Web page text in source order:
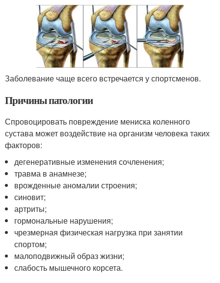
Заболевание чаще всего встречается у спортсменов.
Причины патологии
Спровоцировать повреждение мениска коленного
сустава может воздействие на организм человека таких
факторов:
дегенеративные изменения сочленения;
травма в анамнезе;
врожденные аномалии строения;
синовит;
артриты;
гормональные нарушения;
чрезмерная физическая нагрузка при занятии
спортом;
малоподвижный образ жизни;
слабость мышечного корсета.